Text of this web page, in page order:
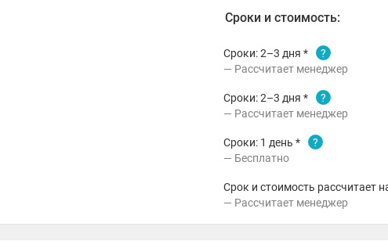
Сроки и стоимость:
Сроки: 2–3 дня *
?
Рассчитает менеджер
Сроки: 2–3 дня *
?
Рассчитает менеджер
Сроки: 1 день *
?
Бесплатно
Срок и стоимость рассчитает
Рассчитает менеджер